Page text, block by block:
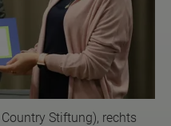
Stiftung), rechts